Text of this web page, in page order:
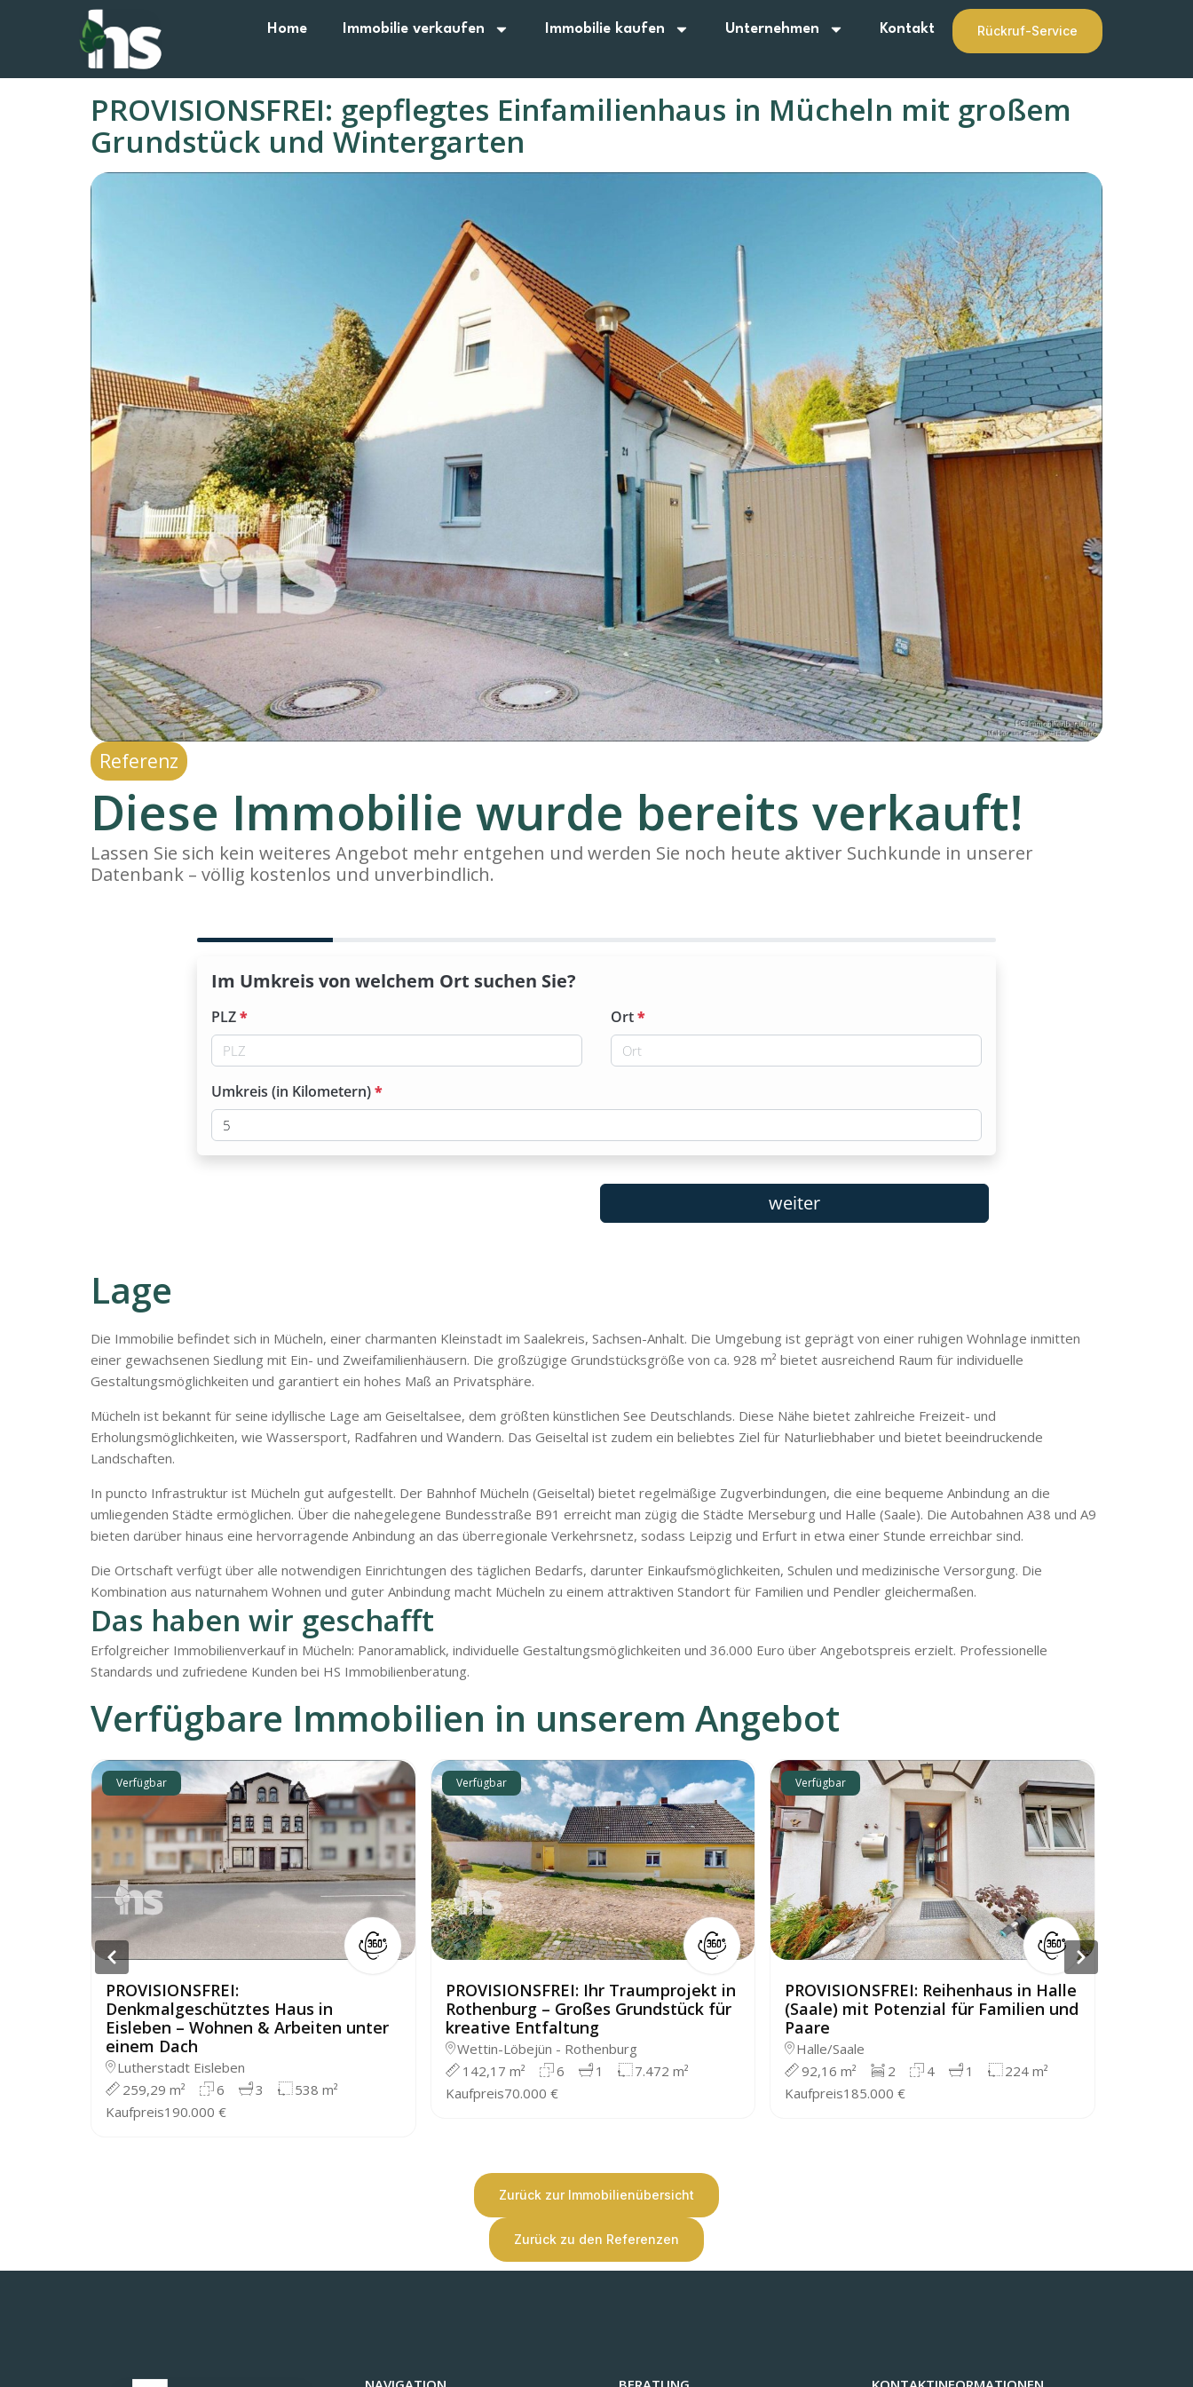
Home Immobilie verkaufen Immobilie kaufen Unternehmen Kontakt Rückruf-Service
PROVISIONSFREI: gepflegtes Einfamilienhaus in Mücheln mit großem
Grundstück und Wintergarten
Referenz
Diese Immobilie wurde bereits verkauft!
Lassen Sie sich kein weiteres Angebot mehr entgehen und werden Sie noch heute aktiver Suchkunde in unserer
Datenbank – völlig kostenlos und unverbindlich.
Lage
Die Immobilie befindet sich in Mücheln, einer charmanten Kleinstadt im Saalekreis, Sachsen-Anhalt. Die Umgebung ist geprägt von einer ruhigen Wohnlage inmitten
einer gewachsenen Siedlung mit Ein- und Zweifamilienhäusern. Die großzügige Grundstücksgröße von ca. 928 m² bietet ausreichend Raum für individuelle
Gestaltungsmöglichkeiten und garantiert ein hohes Maß an Privatsphäre.
Mücheln ist bekannt für seine idyllische Lage am Geiseltalsee, dem größten künstlichen See Deutschlands. Diese Nähe bietet zahlreiche Freizeit- und
Erholungsmöglichkeiten, wie Wassersport, Radfahren und Wandern. Das Geiseltal ist zudem ein beliebtes Ziel für Naturliebhaber und bietet beeindruckende
Landschaften.
In puncto Infrastruktur ist Mücheln gut aufgestellt. Der Bahnhof Mücheln (Geiseltal) bietet regelmäßige Zugverbindungen, die eine bequeme Anbindung an die
umliegenden Städte ermöglichen. Über die nahegelegene Bundesstraße B91 erreicht man zügig die Städte Merseburg und Halle (Saale). Die Autobahnen A38 und A9
bieten darüber hinaus eine hervorragende Anbindung an das überregionale Verkehrsnetz, sodass Leipzig und Erfurt in etwa einer Stunde erreichbar sind.
Die Ortschaft verfügt über alle notwendigen Einrichtungen des täglichen Bedarfs, darunter Einkaufsmöglichkeiten, Schulen und medizinische Versorgung. Die
Kombination aus naturnahem Wohnen und guter Anbindung macht Mücheln zu einem attraktiven Standort für Familien und Pendler gleichermaßen.
Das haben wir geschafft
Erfolgreicher Immobilienverkauf in Mücheln: Panoramablick, individuelle Gestaltungsmöglichkeiten und 36.000 Euro über Angebotspreis erzielt. Professionelle
Standards und zufriedene Kunden bei HS Immobilienberatung.
Verfügbare Immobilien in unserem Angebot
Verfügbar
PROVISIONSFREI:
Denkmalgeschütztes Haus in
Eisleben – Wohnen & Arbeiten unter
einem Dach
Lutherstadt Eisleben
259,29 m²
6 3
538 m²
Kaufpreis190.000 €
Verfügbar
PROVISIONSFREI: Ihr Traumprojekt in
Rothenburg – Großes Grundstück für
kreative Entfaltung
Wettin-Löbejün - Rothenburg
142,17 m²
6 1
7.472 m²
Kaufpreis70.000 €
Verfügbar
PROVISIONSFREI: Reihenhaus in Halle
(Saale) mit Potenzial für Familien und
Paare
Halle/Saale
92,16 m²
2 4 1
224 m²
Kaufpreis185.000 €
Zurück zur Immobilienübersicht
Zurück zu den Referenzen